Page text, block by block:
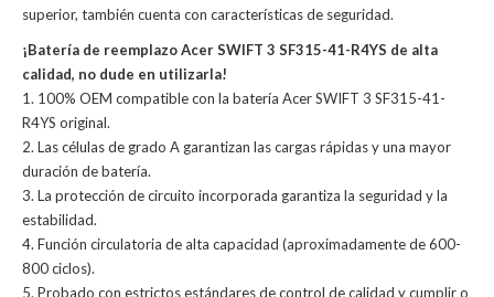
superior, también cuenta con características de seguridad.
¡Batería de reemplazo Acer SWIFT 3 SF315-41-R4YS de alta
calidad, no dude en utilizarla!
1. 100% OEM compatible con la batería Acer SWIFT 3 SF315-41-
R4YS original.
2. Las células de grado A garantizan las cargas rápidas y una mayor
duración de batería.
3. La protección de circuito incorporada garantiza la seguridad y la
estabilidad.
4. Función circulatoria de alta capacidad (aproximadamente de 600-
800 ciclos).
5. Probado con estrictos estándares de control de calidad y cumplir o